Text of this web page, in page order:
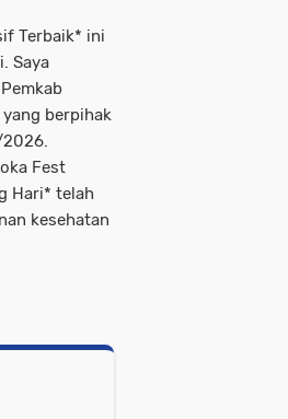
Terbaik* ini
Saya
berpihak
Fest
Hari* telah
kesehatan